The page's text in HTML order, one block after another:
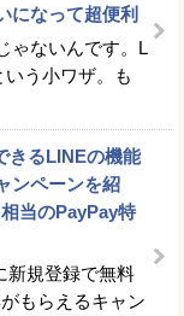
になって超便利
ゃないんです。L
う小ワザ。も
きるLINEの機能
ンペーンを紹
当のPayPay特
新規登録で無料
もらえるキャン